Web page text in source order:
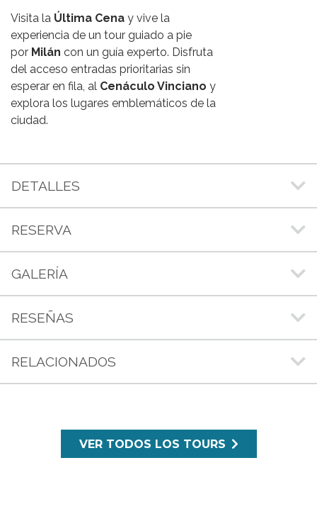
Visita la Última Cena y vive la
experiencia de un tour guiado a pie
por Milán con un guía experto. Disfruta
del acceso entradas prioritarias sin
esperar en fila, al Cenáculo Vinciano y
explora los lugares emblemáticos de la
ciudad.
DETALLES
RESERVA
GALERÍA
RESEÑAS
RELACIONADOS
VER TODOS LOS TOURS